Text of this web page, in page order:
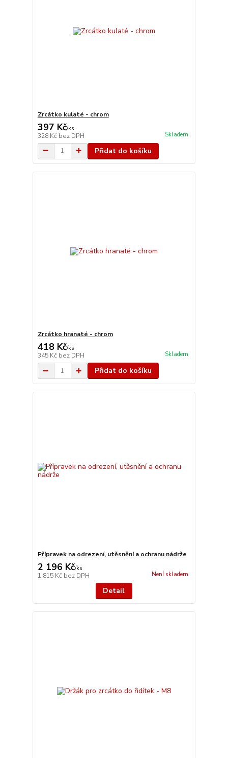
Zrcátko kulaté - chrom
397 Kč/ks
328 Kč bez DPH Skladem
Přidat do košíku
Zrcátko hranaté - chrom
418 Kč/ks
345 Kč bez DPH Skladem
Přidat do košíku
Přípravek na odrezení, utěsnění a ochranu nádrže
2 196 Kč/ks
1 815 Kč bez DPH Není skladem
Detail